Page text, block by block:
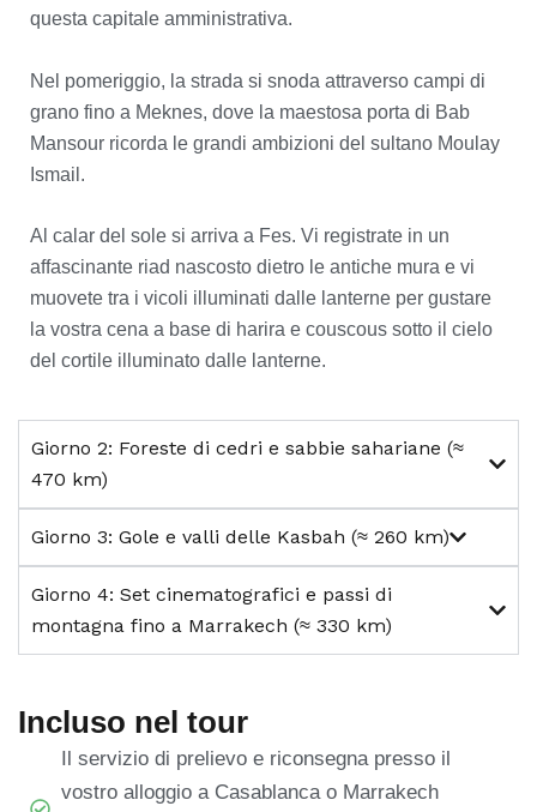
questa capitale amministrativa.
Nel pomeriggio, la strada si snoda attraverso campi di
grano fino a Meknes, dove la maestosa porta di Bab
Mansour ricorda le grandi ambizioni del sultano Moulay
Ismail.
Al calar del sole si arriva a Fes. Vi registrate in un
affascinante riad nascosto dietro le antiche mura e vi
muovete tra i vicoli illuminati dalle lanterne per gustare
la vostra cena a base di harira e couscous sotto il cielo
del cortile illuminato dalle lanterne.
Giorno 2: Foreste di cedri e sabbie sahariane (≈
470 km)
Giorno 3: Gole e valli delle Kasbah (≈ 260 km)
Giorno 4: Set cinematografici e passi di
montagna fino a Marrakech (≈ 330 km)
Incluso nel tour
Il servizio di prelievo e riconsegna presso il
vostro alloggio a Casablanca o Marrakech